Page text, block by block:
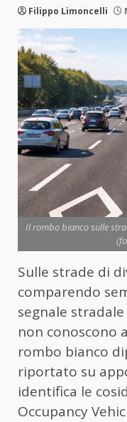
Filippo Limoncelli
Il rombo bianco sulle
Sulle strade di
comparendo
segnale
non conoscono
rombo bianco
riportato su
identifica le
Occupancy